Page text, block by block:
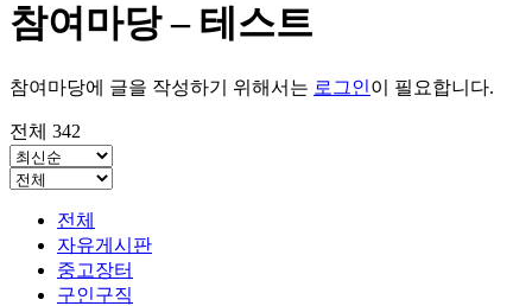
참여마당 – 테스트
참여마당에 글을 작성하기 위해서는 로그인이 필요합니다.
전체 342
전체
자유게시판
중고장터
구인구직